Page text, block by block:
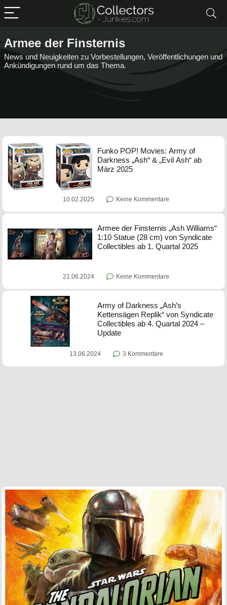
Armee der Finsternis
News und Neuigkeiten zu Vorbestellungen, Veröffentlichungen und
Ankündigungen rund um das Thema.
Funko POP! Movies: Army of
Darkness „Ash“ & „Evil Ash“ ab
März 2025
10.02.2025 Keine Kommentare
Armee der Finsternis „Ash Williams“
1:10 Statue (28 cm) von Syndicate
Collectibles ab 1. Quartal 2025
21.06.2024 Keine Kommentare
Army of Darkness „Ash’s
Kettensägen Replik“ von Syndicate
Collectibles ab 4. Quartal 2024 –
Update
13.06.2024 3 Kommentare